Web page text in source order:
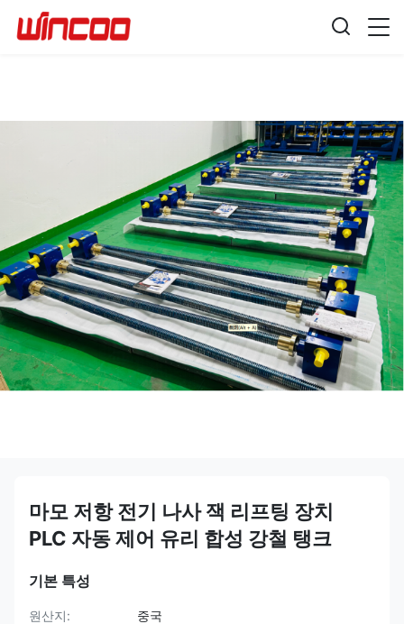
마모 저항 전기 나사 잭 리프팅 장치
PLC 자동 제어 유리 합성 강철 탱크
기본 특성
원산지:
중국